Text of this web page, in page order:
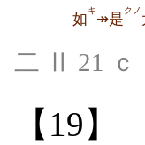
如キ↠是クノ
二 Ⅱ 21 ｃ
【19】